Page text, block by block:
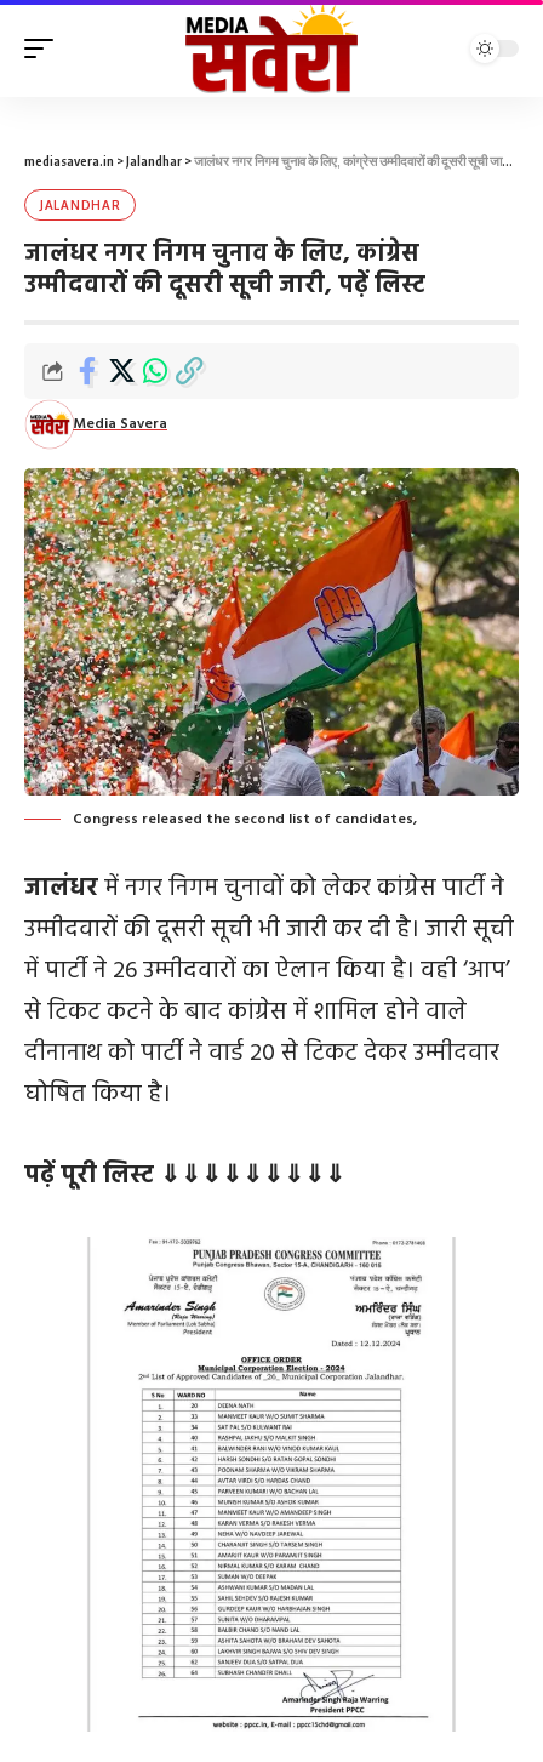
mediasavera.in >Jalandhar >जालंधर नगर निगम चुनाव के लिए, कांग्रेस उम्मीदवारों की दूसरी सूची जारी, पढ़ें लिस्ट
JALANDHAR
जालंधर नगर निगम चुनाव के लिए, कांग्रेस
उम्मीदवारों की दूसरी सूची जारी, पढ़ें लिस्ट
Media Savera
Congress released the second list of candidates,
जालंधरमें नगर निगम चुनावों को लेकर कांग्रेस पार्टी ने
उम्मीदवारों की दूसरी सूची भी जारी कर दी है। जारी सूची
में पार्टी ने 26 उम्मीदवारों का ऐलान किया है। वही ‘आप’
से टिकट कटने के बाद कांग्रेस में शामिल होने वाले
दीनानाथ को पार्टी ने वार्ड 20 से टिकट देकर उम्मीदवार
घोषित किया है।
पढ़ें पूरी लिस्ट ⇓⇓⇓⇓⇓⇓⇓⇓⇓